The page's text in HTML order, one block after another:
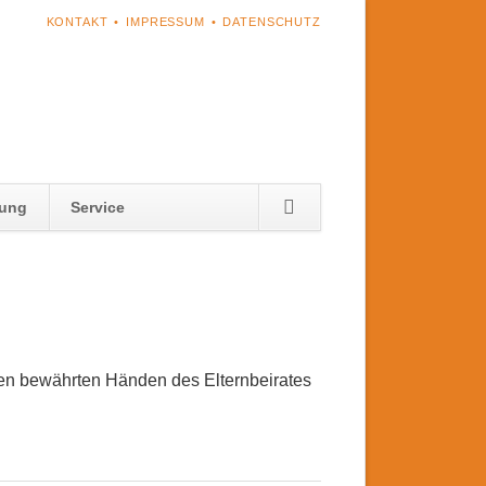
NAVIGATION
KONTAKT IMPRESSUM DATENSCHUTZ
überspringen
Service
bewährten Händen des Elternbeirates